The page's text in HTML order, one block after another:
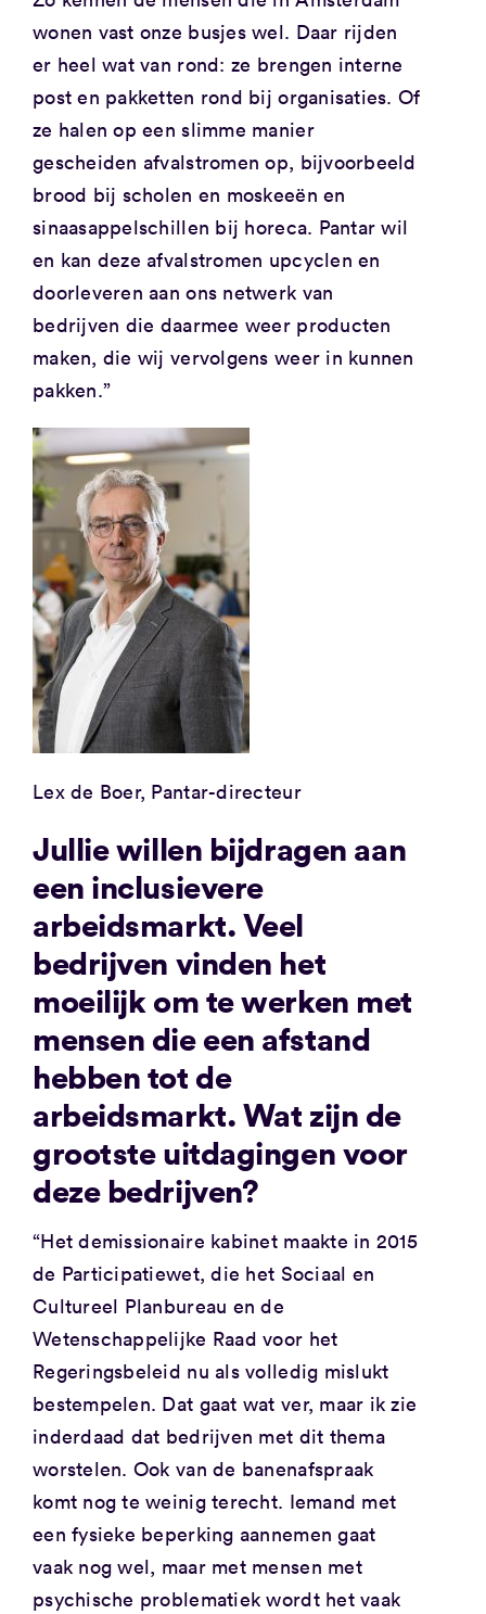
wonen vast onze busjes wel. Daar rijden
er heel wat van rond: ze brengen interne
post en pakketten rond bij organisaties. Of
ze halen op een slimme manier
gescheiden afvalstromen op, bijvoorbeeld
brood bij scholen en moskeeën en
sinaasappelschillen bij horeca. Pantar wil
en kan deze afvalstromen upcyclen en
doorleveren aan ons netwerk van
bedrijven die daarmee weer producten
maken, die wij vervolgens weer in kunnen
pakken.”
Lex de Boer, Pantar-directeur
Jullie willen bijdragen aan
een inclusievere
arbeidsmarkt. Veel
bedrijven vinden het
moeilijk om te werken met
mensen die een afstand
hebben tot de
arbeidsmarkt. Wat zijn de
grootste uitdagingen voor
deze bedrijven?
“Het demissionaire kabinet maakte in 2015
de Participatiewet, die het Sociaal en
Cultureel Planbureau en de
Wetenschappelijke Raad voor het
Regeringsbeleid nu als volledig mislukt
bestempelen. Dat gaat wat ver, maar ik zie
inderdaad dat bedrijven met dit thema
worstelen. Ook van de banenafspraak
komt nog te weinig terecht. Iemand met
een fysieke beperking aannemen gaat
vaak nog wel, maar met mensen met
psychische problematiek wordt het vaak